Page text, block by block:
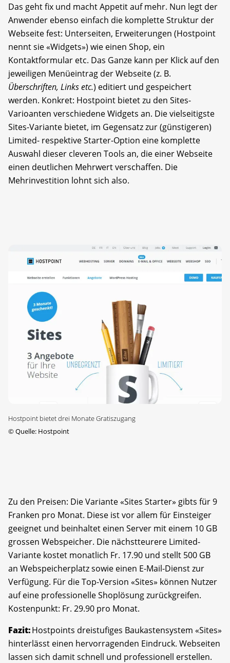
Das geht fix und macht Appetit auf mehr. Nun legt der
Anwender ebenso einfach die komplette Struktur der
Webseite fest: Unterseiten, Erweiterungen (Hostpoint
nennt sie «Widgets») wie einen Shop, ein
Kontaktformular etc. Das Ganze kann per Klick auf den
jeweiligen Menüeintrag der Webseite (z. B.
Überschriften, Links etc.) editiert und gespeichert
werden. Konkret: Hostpoint bietet zu den Sites-
Varioanten verschiedene Widgets an. Die vielseitigste
Sites-Variante bietet, im Gegensatz zur (günstigeren)
Limited- respektive Starter-Option eine komplette
Auswahl dieser cleveren Tools an, die einer Webseite
einen deutlichen Mehrwert verschaffen. Die
Mehrinvestition lohnt sich also.
Hostpoint bietet drei Monate Gratiszugang
©Quelle: Hostpoint
Zu den Preisen: Die Variante «Sites Starter» gibts für 9
Franken pro Monat. Diese ist vor allem für Einsteiger
geeignet und beinhaltet einen Server mit einem 10 GB
grossen Webspeicher. Die nächstteurere Limited-
Variante kostet monatlich Fr. 17.90 und stellt 500 GB
an Webspeicherplatz sowie einen E-Mail-Dienst zur
Verfügung. Für die Top-Version «Sites» können Nutzer
auf eine professionelle Shoplösung zurückgreifen.
Kostenpunkt: Fr. 29.90 pro Monat.
Fazit:Hostpoints dreistufiges Baukastensystem «Sites»
hinterlässt einen hervorragenden Eindruck. Webseiten
lassen sich damit schnell und professionell erstellen.